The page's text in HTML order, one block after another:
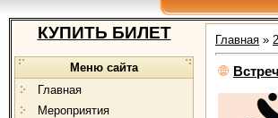
КУПИТЬ БИЛЕТ
Меню сайта
Главная
Мероприятия
Главная »